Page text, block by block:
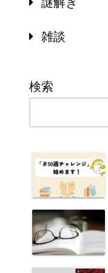
雑談
検索